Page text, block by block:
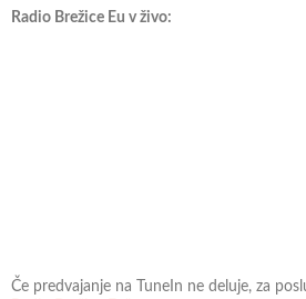
Radio Brežice Eu v živo:
Če predvajanje na TuneIn ne deluje, za